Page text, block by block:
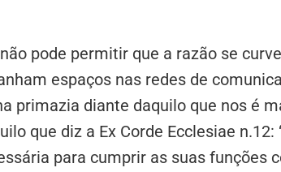
pode permitir que a razão se
espaços nas redes de
primazia diante daquilo que nos é
que diz a Ex Corde Ecclesiae n.12:
para cumprir as suas funções